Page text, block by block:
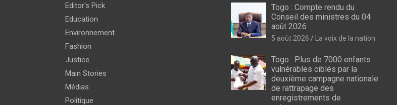
Editor's Pick
Education
Environnement
Fashion
Justice
Main Stories
Médias
Politique
Togo : Compte rendu du
Conseil des ministres du 04
août 2026
5 août 2026 La voix de la nation
Togo : Plus de 7000 enfants
vulnérables ciblés par la
deuxième campagne nationale
de rattrapage des
enregistrements de